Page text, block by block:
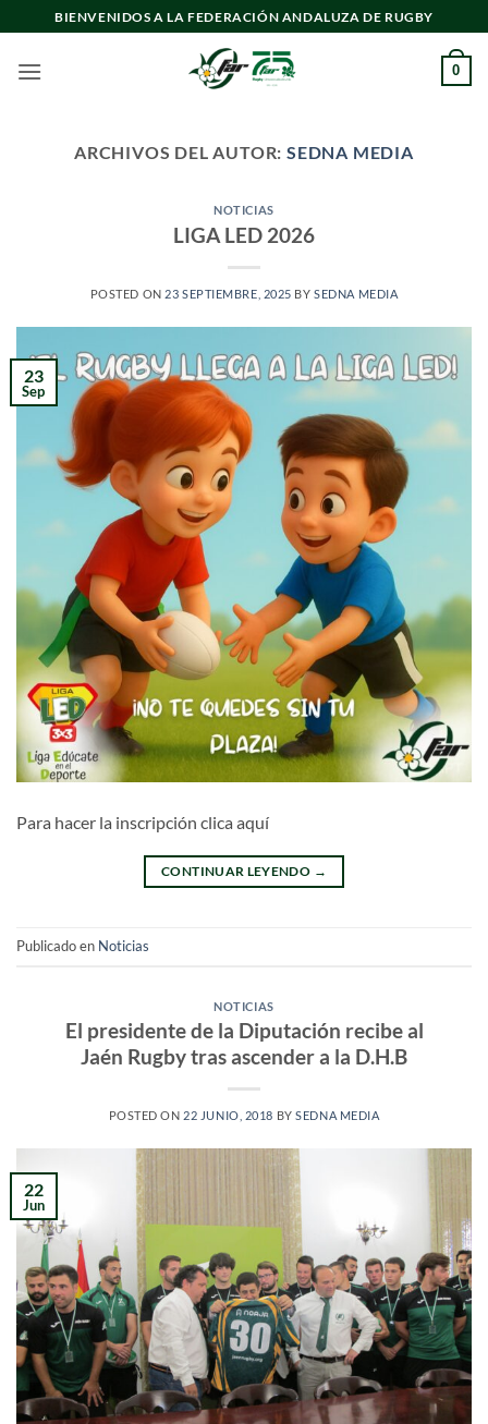
al
contenido
BIENVENIDOS A LA FEDERACIÓN ANDALUZA DE RUGBY
0
ARCHIVOS DEL AUTOR:SEDNA MEDIA
NOTICIAS
LIGA LED 2026
POSTED ON 23 SEPTIEMBRE, 2025 BYSEDNA MEDIA
23
Sep
Para hacer la inscripción clica aquí
CONTINUAR LEYENDO →
Publicado en Noticias
NOTICIAS
El presidente de la Diputación recibe al
Jaén Rugby tras ascender a la D.H.B
POSTED ON 22 JUNIO, 2018 BYSEDNA MEDIA
22
Jun